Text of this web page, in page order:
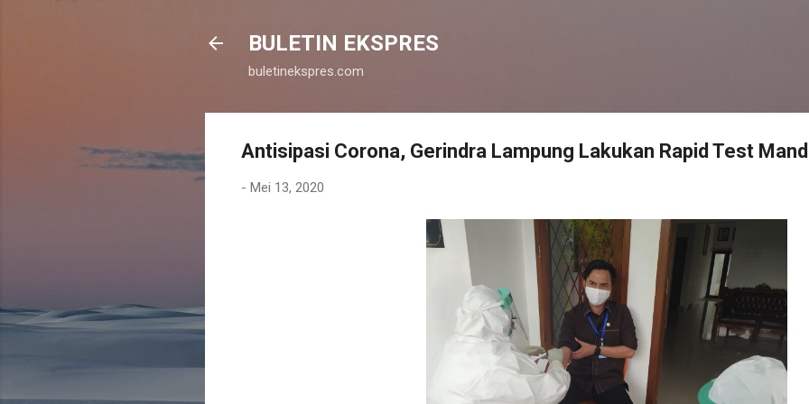
BULETIN EKSPRES
buletinekspres.com
Antisipasi Corona, Gerindra Lampung Lakukan Rapid Test
- Mei 13, 2020